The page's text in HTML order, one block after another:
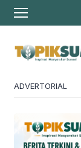
ADVERTORIAL